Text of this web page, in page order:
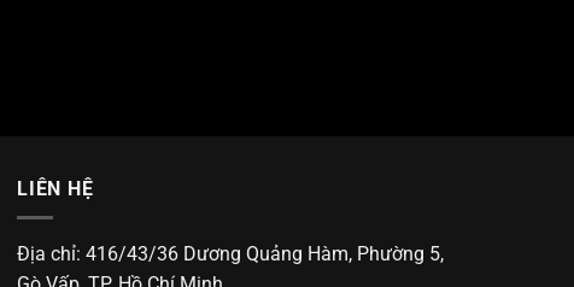
LIÊN HỆ
Địa chỉ: 416/43/36 Dương Quảng Hàm, Phường 5,